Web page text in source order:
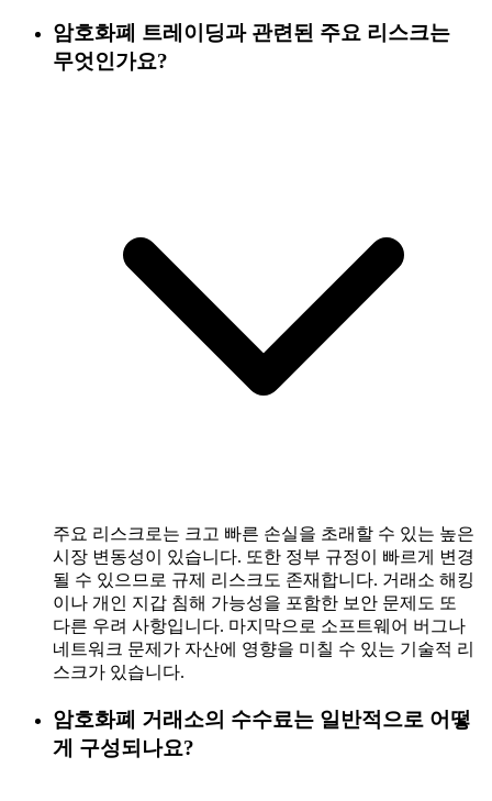
암호화폐 트레이딩과 관련된 주요 리스크는
무엇인가요?
주요 리스크로는 크고 빠른 손실을 초래할 수 있는 높은
시장 변동성이 있습니다. 또한 정부 규정이 빠르게 변경
될 수 있으므로 규제 리스크도 존재합니다. 거래소 해킹
이나 개인 지갑 침해 가능성을 포함한 보안 문제도 또
다른 우려 사항입니다. 마지막으로 소프트웨어 버그나
네트워크 문제가 자산에 영향을 미칠 수 있는 기술적 리
스크가 있습니다.
암호화폐 거래소의 수수료는 일반적으로 어떻
게 구성되나요?